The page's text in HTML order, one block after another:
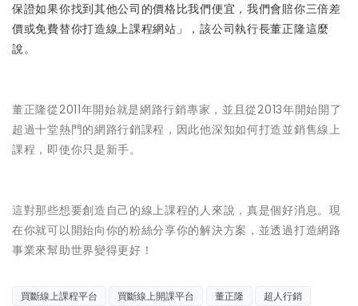
保證如果你找到其他公司的價格比我們便宜，我們會賠你三倍差
價或免費替你打造線上課程網站」，該公司執行長董正隆這麼
說。
董正隆從2011年開始就是網路行銷專家，並且從2013年開始開了
超過十堂熱門的網路行銷課程，因此他深知如何打造並銷售線上
課程，即使你只是新手。
這對那些想要創造自己的線上課程的人來說，真是個好消息。現
在你就可以開始向你的粉絲分享你的解決方案，並透過打造網路
事業來幫助世界變得更好！
買斷線上課程平台 買斷線上開課平台 董正隆 超人行銷